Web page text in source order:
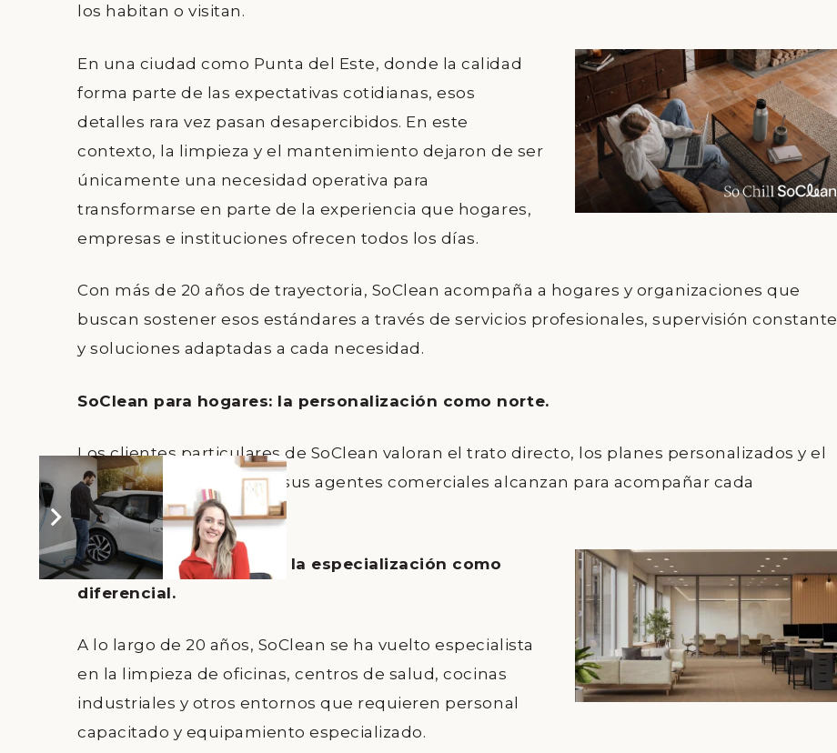
los habitan o visitan.
En una ciudad como Punta del Este, donde la calidad
forma parte de las expectativas cotidianas, esos
detalles rara vez pasan desapercibidos. En este
contexto, la limpieza y el mantenimiento dejaron de ser
únicamente una necesidad operativa para
transformarse en parte de la experiencia que hogares,
empresas e instituciones ofrecen todos los días.
Con más de 20 años de trayectoria, SoClean acompaña a hogares y organizaciones que
buscan sostener esos estándares a través de servicios profesionales, supervisión constante
y soluciones adaptadas a cada necesidad.
SoClean para hogares: la personalización como norte.
Los clientes particulares de SoClean valoran el trato directo, los planes personalizados y el
trabajo supervisado que sus agentes comerciales alcanzan para acompañar cada
necesidad.
SoClean para empresas: la especialización como
diferencial.
A lo largo de 20 años, SoClean se ha vuelto especialista
en la limpieza de oficinas, centros de salud, cocinas
industriales y otros entornos que requieren personal
capacitado y equipamiento especializado.